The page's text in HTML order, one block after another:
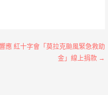
應 紅十字會「莫拉克颱風緊急救助
金」線上捐款 →